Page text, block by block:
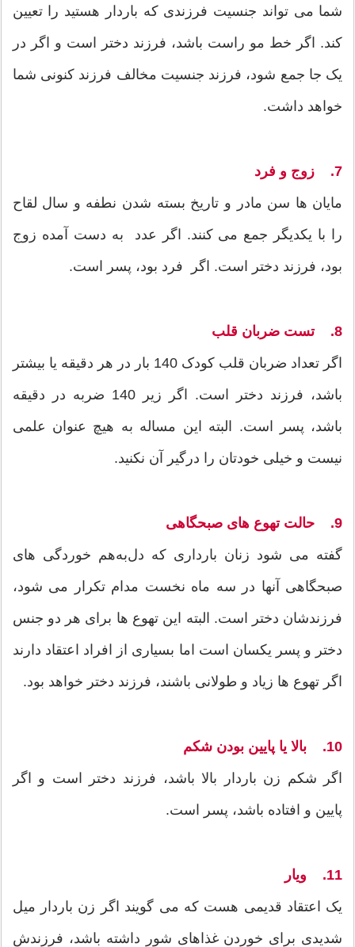
شما می تواند جنسیت فرزندی که باردار هستید را تعیین
کند. اگر خط مو راست باشد، فرزند دختر است و اگر در
یک جا جمع شود، فرزند جنسیت مخالف فرزند کنونی شما
خواهد داشت.
7. زوج و فرد
مایان ها سن مادر و تاریخ بسته شدن نطفه و سال لقاح
را با یکدیگر جمع می کنند. اگر عدد به دست آمده زوج
بود، فرزند دختر است. اگر فرد بود، پسر است.
8. تست ضربان قلب
اگر تعداد ضربان قلب کودک 140 بار در هر دقیقه یا بیشتر
باشد، فرزند دختر است. اگر زیر 140 ضربه در دقیقه
باشد، پسر است. البته این مساله به هیچ عنوان علمی
نیست و خیلی خودتان را درگیر آن نکنید.
9. حالت تهوع های صبحگاهی
گفته می شود زنان بارداری که دل‌به‌هم خوردگی های
صبحگاهی آنها در سه ماه نخست مدام تکرار می شود،
فرزندشان دختر است. البته این تهوع ها برای هر دو جنس
دختر و پسر یکسان است اما بسیاری از افراد اعتقاد دارند
اگر تهوع ها زیاد و طولانی باشند، فرزند دختر خواهد بود.
10. بالا یا پایین بودن شکم
اگر شکم زن باردار بالا باشد، فرزند دختر است و اگر
پایین و افتاده باشد، پسر است.
11. ویار
یک اعتقاد قدیمی هست که می گویند اگر زن باردار میل
شدیدی برای خوردن غذاهای شور داشته باشد، فرزندش